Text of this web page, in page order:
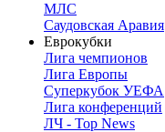
МЛС
Саудовская Аравия
Еврокубки
Лига чемпионов
Лига Европы
Суперкубок УЕФА
Лига конференций
ЛЧ - Top News